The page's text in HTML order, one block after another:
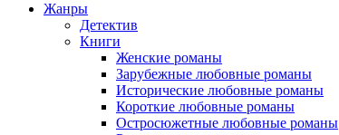
Жанры
Детектив
Книги
Женские романы
Зарубежные любовные романы
Исторические любовные романы
Короткие любовные романы
Остросюжетные любовные романы